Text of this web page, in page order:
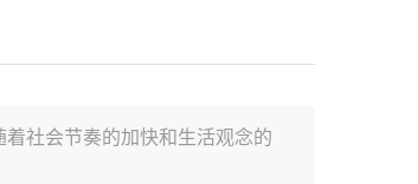
社会节奏的加快和生活观念的